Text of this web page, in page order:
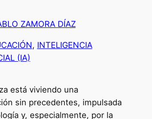
ZAMORA DÍAZ
, INTELIGENCIA
(IA)
está viviendo una
sin precedentes, impulsada
y, especialmente, por la